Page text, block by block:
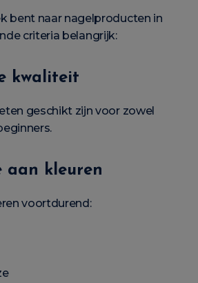
bent naar nagelproducten in
criteria belangrijk:
kwaliteit
geschikt zijn voor zowel
aan kleuren
voortdurend: